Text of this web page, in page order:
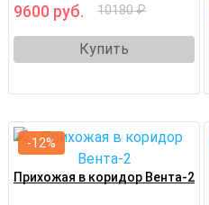
9600 руб. 10180 ₽
Купить
Прихожая в коридор Вента-2
-12%